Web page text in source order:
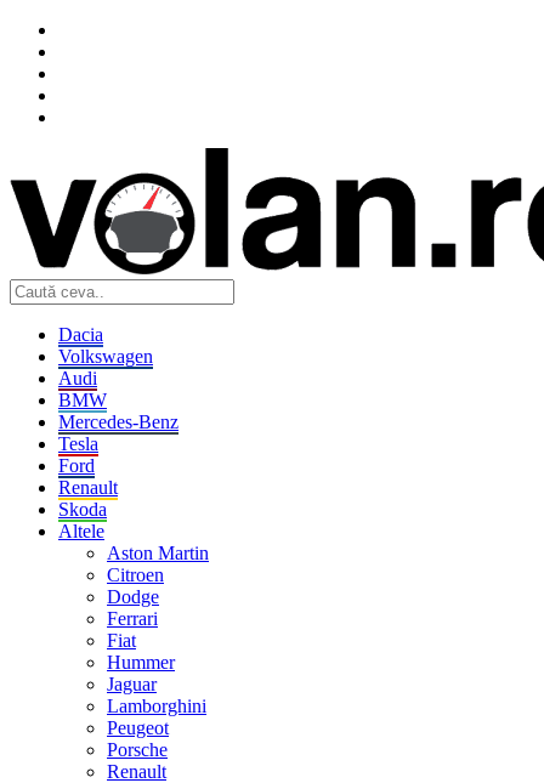
Dacia
Volkswagen
Audi
BMW
Mercedes-Benz
Tesla
Ford
Renault
Skoda
Altele
Aston Martin
Citroen
Dodge
Ferrari
Fiat
Hummer
Jaguar
Lamborghini
Peugeot
Porsche
Renault